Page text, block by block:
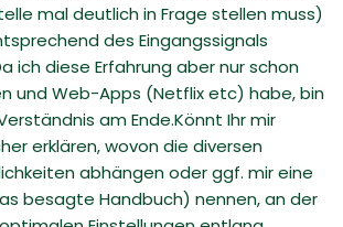
mal deutlich in Frage stellen muss)
des Eingangssignals
ich diese Erfahrung aber nur schon
und Web-Apps (Netflix etc) habe, bin
am Ende.Könnt Ihr mir
erklären, wovon die diversen
abhängen oder ggf. mir eine
besagte Handbuch) nennen, an der